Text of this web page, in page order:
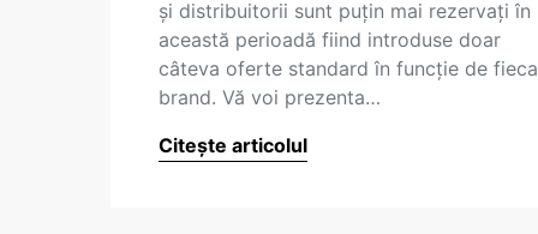
şi distribuitorii sunt puţin mai rezervaţi în
această perioadă fiind introduse doar
câteva oferte standard în funcţie de
brand. Vă voi prezenta…
Citește articolul